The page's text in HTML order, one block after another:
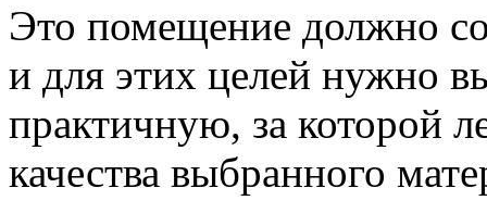
Это помещение должно
и для этих целей нужно
практичную, за которой
качества выбранного